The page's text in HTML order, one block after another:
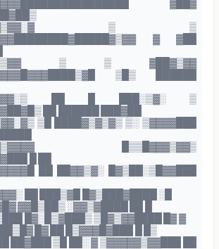
▓██▓
▒ ▒
▓ ▓██
▒ ▒ ▓██▓▒▓▓
▒█▒ ██████
██ █ ███░▒▓░ ▒
██ ██████ ███▓██
▒█ ████▓▒▓▒▓▒ ▒░ ▒▓▓▓▓███
█▒▒█▓▓▓▒▓▓▒
█ ██
██ ██▓▓▒▓░ █▓▒██░▒█▓▓███
██ ███▒▓█ █▓▒███▓████ ░█
▓▓█▒██▒ ░▓▓▒▓████ ██ █
█▓░█▒▓███▒ ▒█▓▒▓▓████ █▓ ▓
█▓ ██ █▒▓▓▓█▓███ █ █▒
██▓███ ▒█ ██░ ▓ ▒▓▓▓▓▓▒▓▓███ ██